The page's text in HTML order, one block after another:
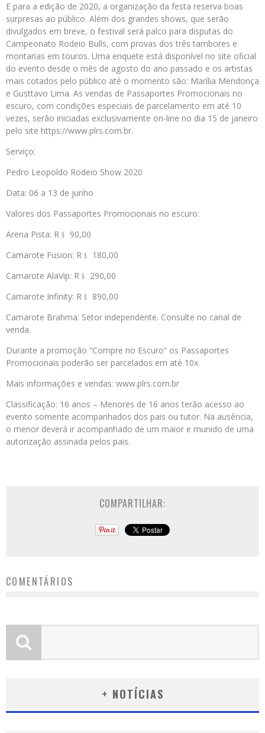
E para a edição de 2020, a organização da festa reserva boas
surpresas ao público. Além dos grandes shows, que serão
divulgados em breve, o festival será palco para disputas do
Campeonato Rodeio Bulls, com provas dos três tambores e
montarias em touros. Uma enquete está disponível no site oficial
do evento desde o mês de agosto do ano passado e os artistas
mais cotados pelo público até o momento são: Marília Mendonça
e Gusttavo Lima. As vendas de Passaportes Promocionais no
escuro, com condições especiais de parcelamento em até 10
vezes, serão iniciadas exclusivamente on-line no dia 15 de janeiro
pelo site https://www.plrs.com.br.
Serviço:
Pedro Leopoldo Rodeio Show 2020
Data: 06 a 13 de junho
Valores dos Passaportes Promocionais no escuro:
Arena Pista: R﹩ 90,00
Camarote Fusion: R﹩ 180,00
Camarote AlaVip: R﹩ 290,00
Camarote Infinity: R﹩ 890,00
Camarote Brahma: Setor independente. Consulte no canal de
venda.
Durante a promoção “Compre no Escuro” os Passaportes
Promocionais poderão ser parcelados em até 10x.
Mais informações e vendas: www.plrs.com.br
Classificação: 16 anos – Menores de 16 anos terão acesso ao
evento somente acompanhados dos pais ou tutor. Na ausência,
o menor deverá ir acompanhado de um maior e munido de uma
autorização assinada pelos pais.
COMPARTILHAR:
COMENTÁRIOS
+ NOTÍCIAS